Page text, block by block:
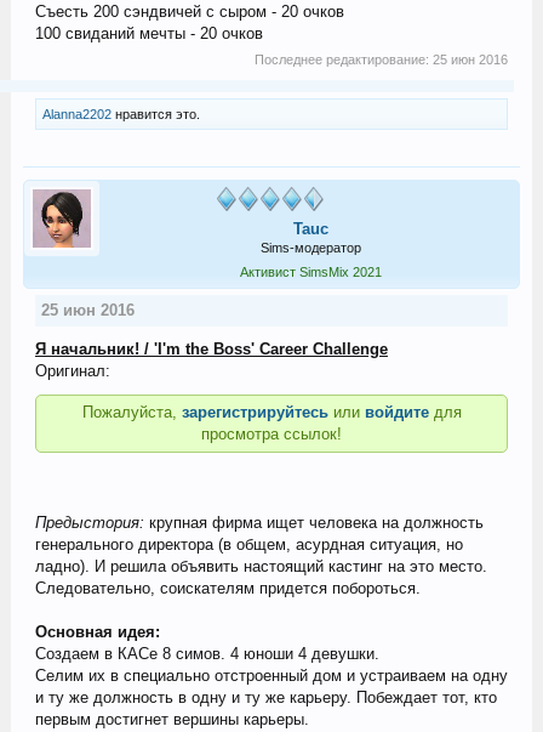
Съесть 200 сэндвичей с сыром - 20 очков
100 свиданий мечты - 20 очков
Последнее редактирование:25 июн 2016
Alanna2202нравится это.
Tauc
Sims-модератор
Активист SimsMix 2021
25 июн 2016
Я начальник! / 'I'm the Boss' Career Challenge
Оригинал:
Пожалуйста, зарегистрируйтесьили войдите для
просмотра ссылок!
Предыстория: крупная фирма ищет человека на должность
генерального директора (в общем, асурдная ситуация, но
ладно). И решила объявить настоящий кастинг на это место.
Следовательно, соискателям придется побороться.
Основная идея:
Создаем в КАСе 8 симов. 4 юноши 4 девушки.
Селим их в специально отстроенный дом и устраиваем на одну
и ту же должность в одну и ту же карьеру. Побеждает тот, кто
первым достигнет вершины карьеры.